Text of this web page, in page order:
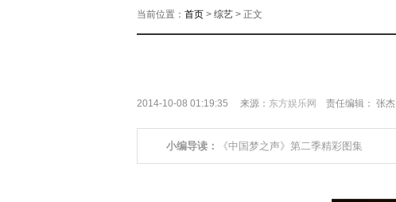
当前位置： 首页 > 综艺 > 正文
2014-10-08 01:19:35 来源： 东方娱乐网 责任编辑： 张杰
小编导读： 《中国梦之声》第二季精彩图集